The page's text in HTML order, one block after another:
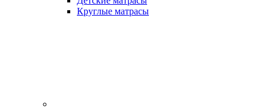
Круглые матрасы